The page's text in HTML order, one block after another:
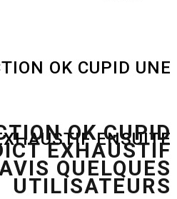
OK CUPID UNE
ENSUITE
OK CUPID
EXHAUSTIF
QUELQUES
UTILISATEURS